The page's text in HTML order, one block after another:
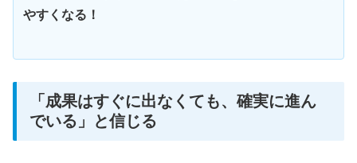
やすくなる！
「成果はすぐに出なくても、確実に進ん
でいる」と信じる